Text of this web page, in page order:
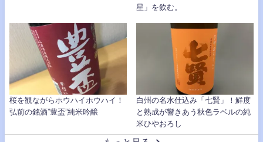
星」を飲む。
桜を観ながらホウハイホウハイ！
弘前の銘酒”豊盃”純米吟醸
白州の名水仕込み「七賢」！鮮度
と熟成が響きあう秋色ラベルの純
米ひやおろし